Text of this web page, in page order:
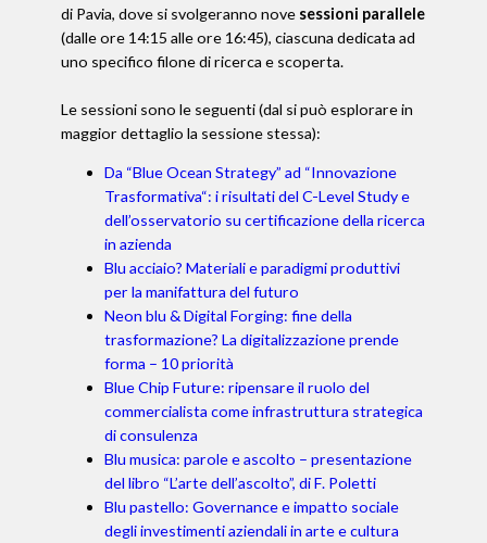
di Pavia, dove si svolgeranno nove sessioni parallele
(dalle ore 14:15 alle ore 16:45), ciascuna dedicata ad
uno specifico filone di ricerca e scoperta.
Le sessioni sono le seguenti (dal si può esplorare in
maggior dettaglio la sessione stessa):
Da “Blue Ocean Strategy” ad “Innovazione
Trasformativa“: i risultati del C-Level Study e
dell’osservatorio su certificazione della ricerca
in azienda
Blu acciaio? Materiali e paradigmi produttivi
per la manifattura del futuro
Neon blu & Digital Forging: fine della
trasformazione? La digitalizzazione prende
forma – 10 priorità
Blue Chip Future: ripensare il ruolo del
commercialista come infrastruttura strategica
di consulenza
Blu musica: parole e ascolto – presentazione
del libro “L’arte dell’ascolto”, di F. Poletti
Blu pastello: Governance e impatto sociale
degli investimenti aziendali in arte e cultura